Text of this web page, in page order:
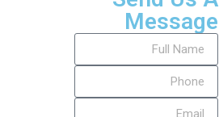
Message